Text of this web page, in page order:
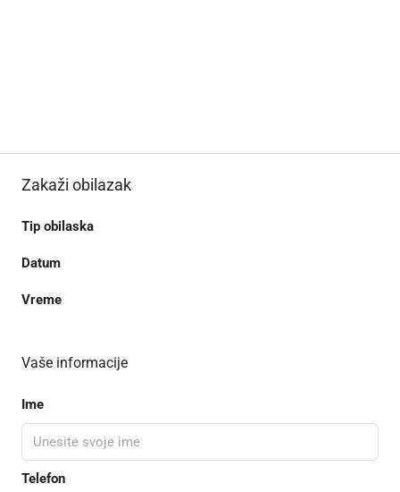
Zakaži obilazak
Tip obilaska
Datum
Vreme
Vaše informacije
Ime
Telefon